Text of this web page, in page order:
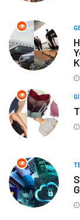
Genel Kültür
İnternet
Gayrimenkul
Astroloji
Ev İşleri
Sigorta